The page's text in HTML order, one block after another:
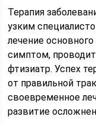
Терапия
узким
лечение
симптом,
фтизиатр. Успех
от правильной
своевременное
развитие